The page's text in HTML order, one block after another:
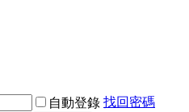
自動登錄 找回密碼